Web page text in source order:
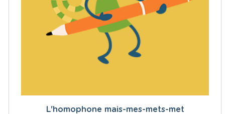
L'homophone mais-mes-mets-met